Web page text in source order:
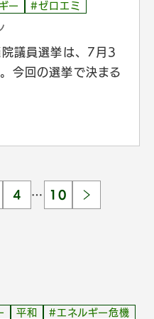
ー #ゼロエミ
議員選挙は、7月3
今回の選挙で決まる
4 … 10
平和 #エネルギー危機